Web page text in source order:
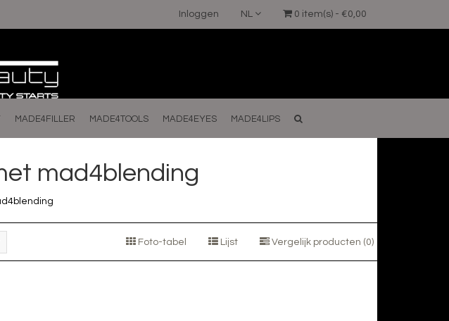
0 item(s) - €0,00
NL
Inloggen
MADE4FILLER MADE4TOOLS MADE4EYES MADE4LIPS
mad4blending
Foto-tabel Lijst Vergelijk producten (0)